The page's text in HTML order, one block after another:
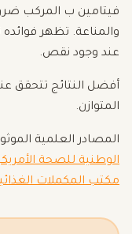
فيتامين ب المركب
والمناعة. تظهر
عند وجود نقص.
أفضل النتائج تتحقق
المتوازن.
المصادر العلمية
الوطنية للصحة
مكتب المكملات